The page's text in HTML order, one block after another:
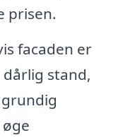
prisen.
facaden er
stand,